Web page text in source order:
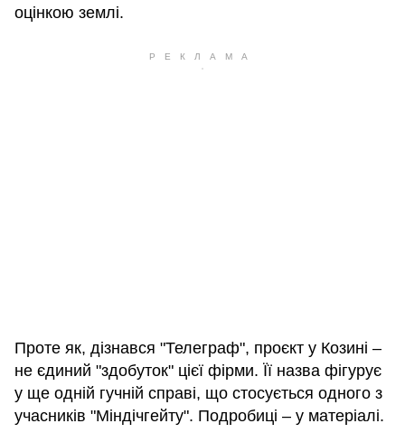
оцінкою землі.
Проте як, дізнався "Телеграф", проєкт у Козині –
не єдиний "здобуток" цієї фірми. Її назва фігурує
у ще одній гучній справі, що стосується одного з
учасників "Міндічгейту". Подробиці – у матеріалі.